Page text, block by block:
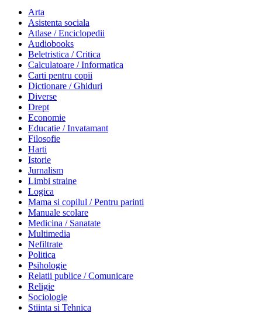
Arta
Asistenta sociala
Atlase / Enciclopedii
Audiobooks
Beletristica / Critica
Calculatoare / Informatica
Carti pentru copii
Dictionare / Ghiduri
Diverse
Drept
Economie
Educatie / Invatamant
Filosofie
Harti
Istorie
Jurnalism
Limbi straine
Logica
Mama si copilul / Pentru parinti
Manuale scolare
Medicina / Sanatate
Multimedia
Nefiltrate
Politica
Psihologie
Relatii publice / Comunicare
Religie
Sociologie
Stiinta si Tehnica